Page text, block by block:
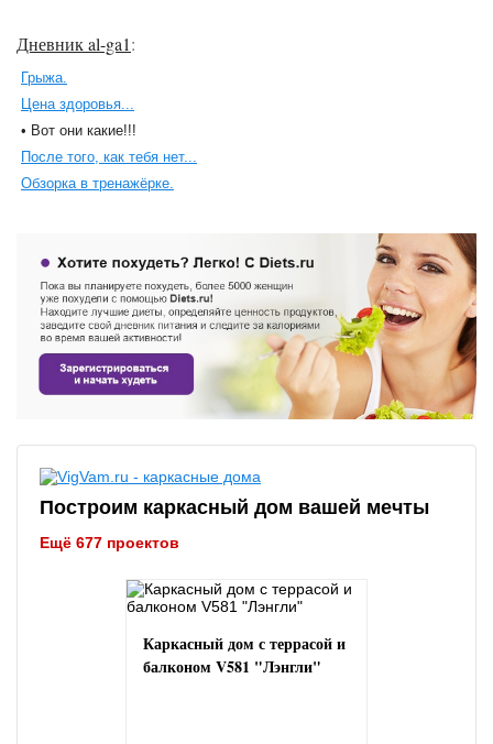
Дневник al-ga1:
Грыжа.
Цена здоровья...
• Вот они какие!!!
После того, как тебя нет...
Обзорка в тренажёрке.
Построим каркасный дом вашей мечты
Ещё 677 проектов
Каркасный дом с террасой и
балконом V581 "Лэнгли"